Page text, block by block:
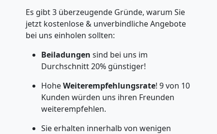
Es gibt 3 überzeugende Gründe, warum Sie
jetzt kostenlose & unverbindliche Angebote
bei uns einholen sollten:
Beiladungen sind bei uns im
Durchschnitt 20% günstiger!
HoheWeiterempfehlungsrate! 9 von 10
Kunden würden uns ihren Freunden
weiterempfehlen.
Sie erhalten innerhalb von wenigen